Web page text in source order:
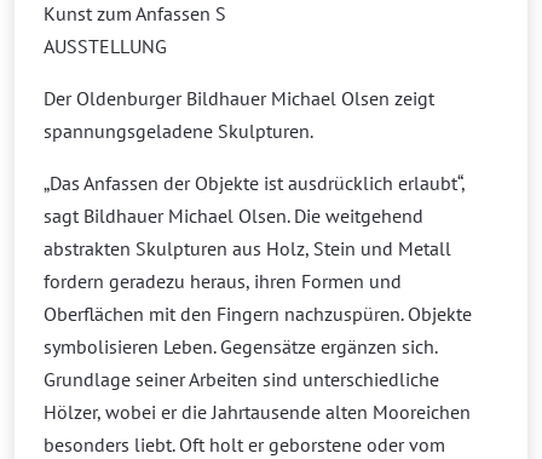
Kunst zum Anfassen S
AUSSTELLUNG
Der Oldenburger Bildhauer Michael Olsen zeigt
spannungsgeladene Skulpturen.
„Das Anfassen der Objekte ist ausdrücklich erlaubt“,
sagt Bildhauer Michael Olsen. Die weitgehend
abstrakten Skulpturen aus Holz, Stein und Metall
fordern geradezu heraus, ihren Formen und
Oberflächen mit den Fingern nachzuspüren. Objekte
symbolisieren Leben. Gegensätze ergänzen sich.
Grundlage seiner Arbeiten sind unterschiedliche
Hölzer, wobei er die Jahrtausende alten Mooreichen
besonders liebt. Oft holt er geborstene oder vom